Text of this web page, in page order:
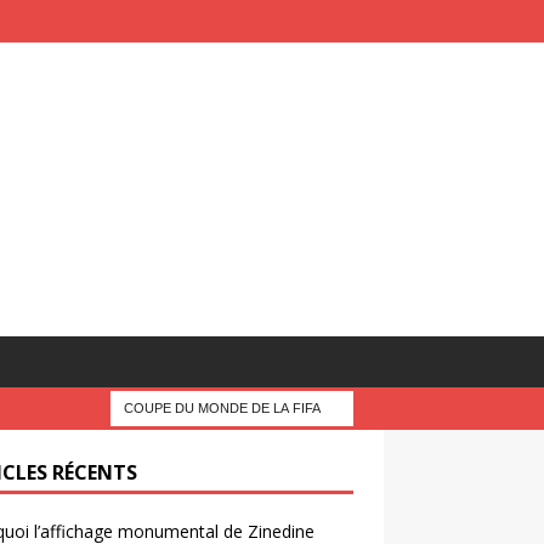
RÉCENTS
l’affichage monumental de Zinedine